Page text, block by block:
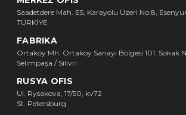
Saadetdere Mah. E5, Karayolu Üzeri No:8,
TÜRKİYE
FABRIKA
Ortaköy Mh. Ortaköy Sanayi Bölgesi 101. Sokak
Selimpaşa / Silivri
RUSYA OFIS
Ul. Rysakova, 17/50, kv72
St. Petersburg